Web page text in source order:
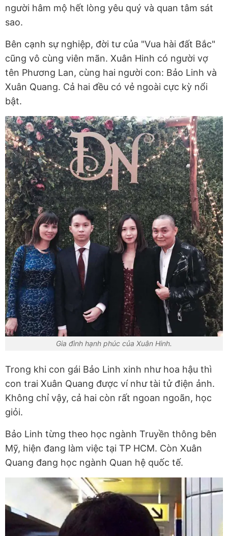
người hâm mộ hết lòng yêu quý và quan tâm sát
sao.
Bên cạnh sự nghiệp, đời tư của "Vua hài đất Bắc"
cũng vô cùng viên mãn. Xuân Hinh có người vợ
tên Phương Lan, cùng hai người con: Bảo Linh và
Xuân Quang. Cả hai đều có vẻ ngoài cực kỳ nổi
bật.
Gia đình hạnh phúc của Xuân Hinh.
Trong khi con gái Bảo Linh xinh như hoa hậu thì
con trai Xuân Quang được ví như tài tử điện ảnh.
Không chỉ vậy, cả hai còn rất ngoan ngoãn, học
giỏi.
Bảo Linh từng theo học ngành Truyền thông bên
Mỹ, hiện đang làm việc tại TP HCM. Còn Xuân
Quang đang học ngành Quan hệ quốc tế.